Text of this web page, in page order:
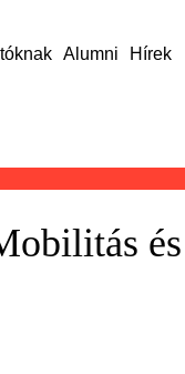
Alumni Hírek